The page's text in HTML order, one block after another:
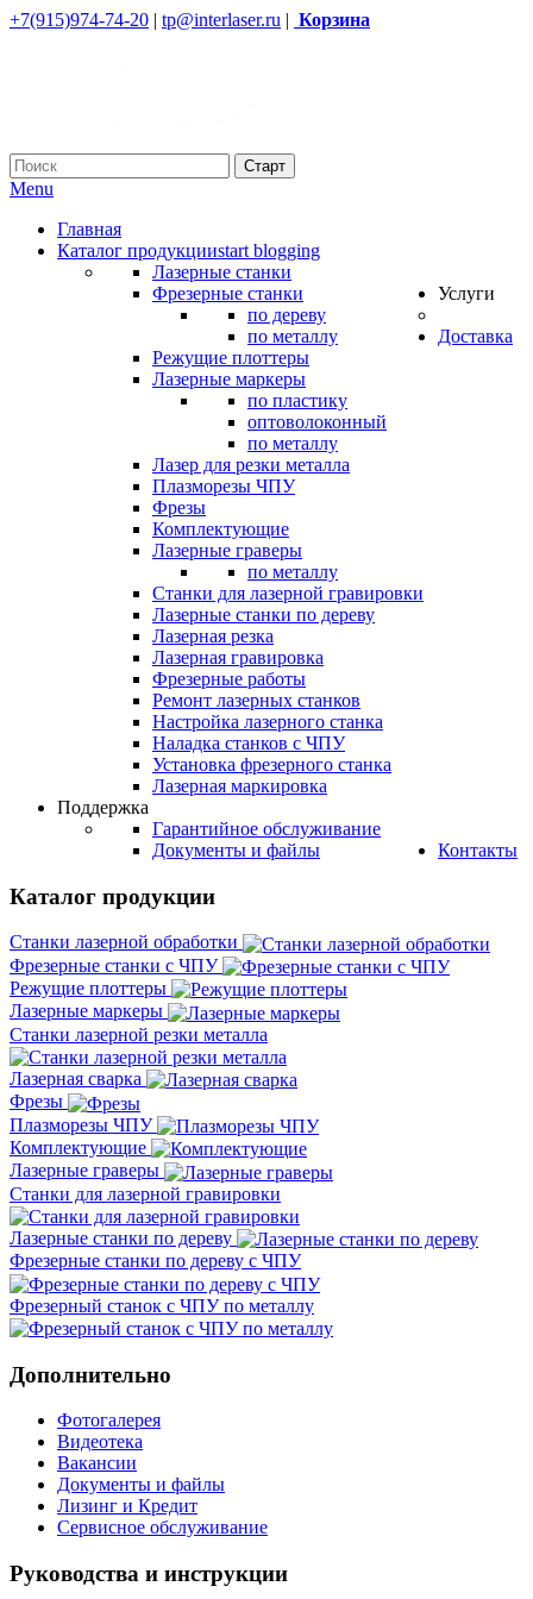
+7(915)974-74-20 | tp@interlaser.ru | Корзина
Menu
Главная
Каталог продукцииstart blogging
Лазерные станки
Фрезерные станки
по дереву
по металлу
Режущие плоттеры
Лазерные маркеры
по пластику
оптоволоконный
по металлу
Лазер для резки металла
Плазморезы ЧПУ
Фрезы
Комплектующие
Лазерные граверы
по металлу
Станки для лазерной гравировки
Лазерные станки по дереву
Услуги
Лазерная резка
Лазерная гравировка
Фрезерные работы
Ремонт лазерных станков
Настройка лазерного станка
Наладка станков с ЧПУ
Установка фрезерного станка
Лазерная маркировка
Доставка
Поддержка
Гарантийное обслуживание
Документы и файлы
Контакты
Каталог продукции
Станки лазерной обработки
Фрезерные станки с ЧПУ
Режущие плоттеры
Лазерные маркеры
Станки лазерной резки металла
Лазерная сварка
Фрезы
Плазморезы ЧПУ
Комплектующие
Лазерные граверы
Станки для лазерной гравировки
Лазерные станки по дереву
Фрезерные станки по дереву с ЧПУ
Фрезерный станок с ЧПУ по металлу
Дополнительно
Фотогалерея
Видеотека
Вакансии
Документы и файлы
Лизинг и Кредит
Сервисное обслуживание
Руководства и инструкции